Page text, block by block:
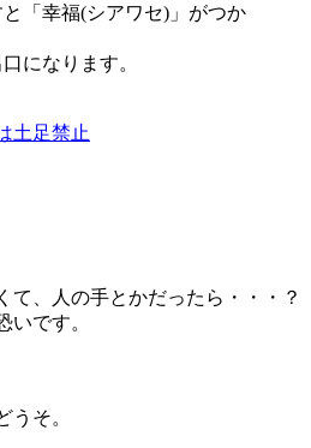
と「幸福(シアワセ)」がつか
になります。
て、人の手とかだったら・・・？
いです。
うそ。